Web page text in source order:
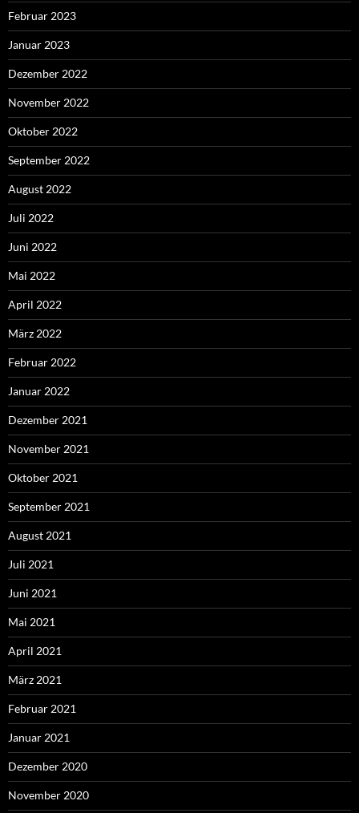
Februar 2023
Januar 2023
Dezember 2022
November 2022
Oktober 2022
September 2022
August 2022
Juli 2022
Juni 2022
Mai 2022
April 2022
März 2022
Februar 2022
Januar 2022
Dezember 2021
November 2021
Oktober 2021
September 2021
August 2021
Juli 2021
Juni 2021
Mai 2021
April 2021
März 2021
Februar 2021
Januar 2021
Dezember 2020
November 2020